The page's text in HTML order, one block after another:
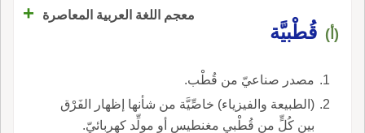
معجم اللغة العربية المعاصرة +
(أ) قُطْبيَّة
مصدر صناعيّ من قُطْب.
(الطبيعة والفيزياء) خاصِّيَّة من شأنها إظهار الفَرْق
بين كُلٍّ من قُطْبي مغنطيس أو مولِّد كهربائيّ.